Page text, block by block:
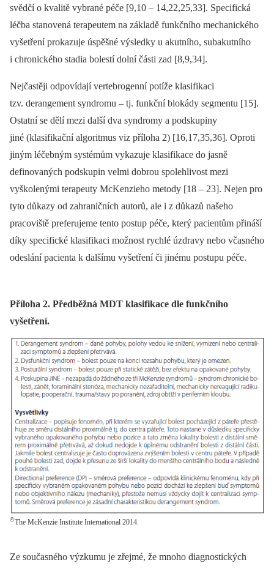
svědčí o kvalitě vybrané péče [9,10 –⁠ 14,22,25,33]. Specifická
léčba stanovená terapeutem na základě funkčního mechanického
vyšetření prokazuje úspěšné výsledky u akutního, subakutního
i chronického stadia bolestí dolní části zad [8,9,34].
Nejčastěji odpovídají vertebrogenní potíže klasifikaci
tzv. derangement syndromu –⁠ tj. funkční blokády segmentu [15].
Ostatní se dělí mezi další dva syndromy a podskupiny
jiné (klasifikační algoritmus viz příloha 2) [16,17,35,36]. Oproti
jiným léčebným systémům vykazuje klasifikace do jasně
definovaných podskupin velmi dobrou spolehlivost mezi
vyškolenými terapeuty McKenzieho metody [18 –⁠ 23]. Nejen pro
tyto důkazy od zahraničních autorů, ale i z důkazů našeho
pracoviště preferujeme tento postup péče, který pacientům přináší
díky specifické klasifikaci možnost rychlé úzdravy nebo včasného
odeslání pacienta k dalšímu vyšetření či jinému postupu péče.
Příloha 2. Předběžná MDT klasifikace dle funkčního
vyšetření.
©The McKenzie Institute International 2014.
Ze současného výzkumu je zřejmé, že mnoho diagnostických